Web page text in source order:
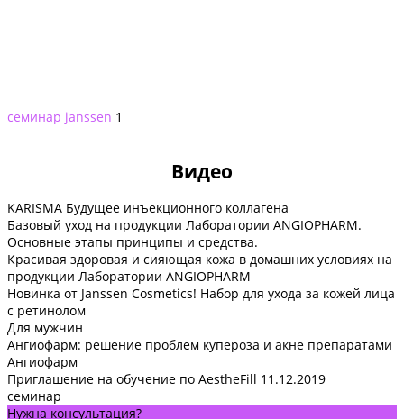
семинар janssen 1
Видео
KARISMA Будущее инъекционного коллагена
Базовый уход на продукции Лаборатории ANGIOPHARM.
Основные этапы принципы и средства.
Красивая здоровая и сияющая кожа в домашних условиях на
продукции Лаборатории ANGIOPHARM
Новинка от Janssen Cosmetics! Набор для ухода за кожей лица
с ретинолом
Для мужчин
Ангиофарм: решение проблем купероза и акне препаратами
Ангиофарм
Приглашение на обучение по AestheFill 11.12.2019
семинар
Нужна консультация?